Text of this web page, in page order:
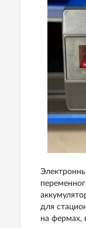
для
на фермах,